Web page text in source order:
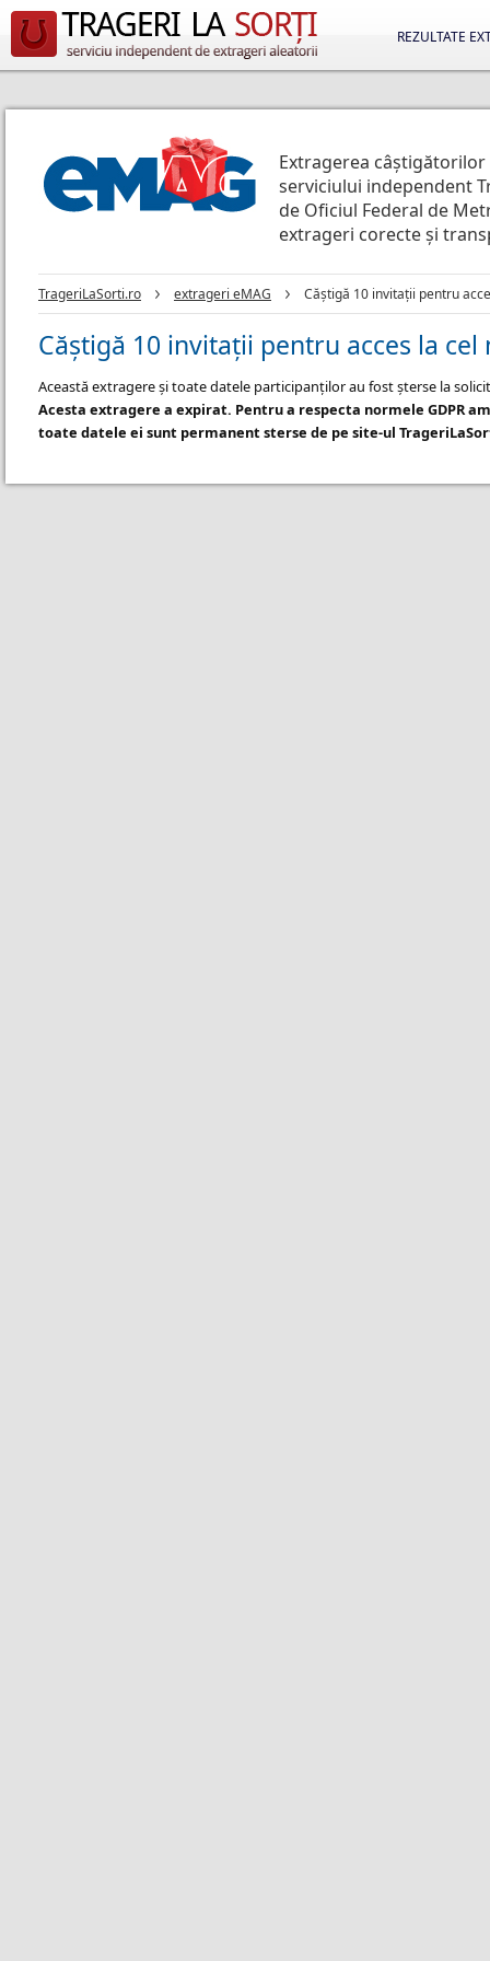
REZULTATE
Extragerea
serviciului independent
de Oficiul Federal de
extrageri corecte și
TrageriLaSorti.ro extrageri eMAG Căștigă 10 invitații pentru
Căștigă 10 invitații pentru acces la
Această extragere și toate datele participanților au fost șterse la
Acesta extragere a expirat. Pentru a respecta normele GDPR
toate datele ei sunt permanent sterse de pe site-ul